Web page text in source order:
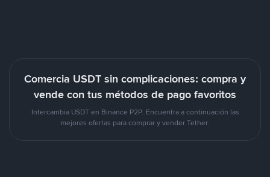
Comercia USDT sin complicaciones: compra y
vende con tus métodos de pago favoritos
Intercambia USDT en Binance P2P. Encuentra a continuación las
mejores ofertas para comprar y vender Tether.